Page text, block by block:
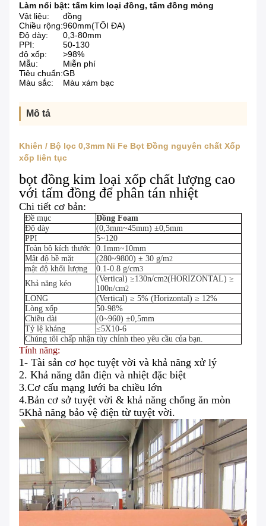
Làm nổi bật: tấm kim loại đồng, tấm đồng mỏng
Vật liệu:
đồng
Chiều rộng:960mm(TỐI ĐA)
Độ dày:
0,3-80mm
PPI:
50-130
độ xốp:
>98%
Mẫu:
Miễn phí
Tiêu chuẩn:GB
Màu sắc:
Màu xám bạc
Mô tả
Khiên / Bộ lọc 0,3mm Ni Fe Bọt Đồng nguyên chất Xốp
xốp liên tục
bọt đồng kim loại xốp chất lượng cao
với tấm đồng để phân tán nhiệt
Chi tiết cơ bản:
Đề mục Đồng Foam
Độ dày
(0,3mm~45mm) ±0,5mm
PPI
5~120
Toàn bộ kích thước
0.1mm~10mm
Mật độ bề mặt
(280~9800) ± 30 g/m2
mật độ khối lượng 0.1-0.8 g/cm3
Khả năng kéo
(Vertical) ≥130n/cm2(HORIZONTAL) ≥
100n/cm2
LONG
(Vertical) ≥ 5% (Horizontal) ≥ 12%
Lòng xốp
50-98%
Chiều dài
(0~960) ±0,5mm
Tỷ lệ kháng
≤5X10-6
Chúng tôi chấp nhận tùy chỉnh theo yêu cầu của bạn.
Tính năng:
1- Tài sản cơ học tuyệt vời và khả năng xử lý
2. Khả năng dẫn điện và nhiệt đặc biệt
3.Cơ cấu mạng lưới ba chiều lớn
4.Bản cơ sở tuyệt vời & khả năng chống ăn mòn
5Khả năng bảo vệ điện từ tuyệt vời.